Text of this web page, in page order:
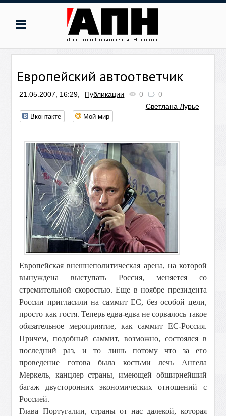
Европейский автоответчик
21.05.2007, 16:29, Публикации 0
0
Светлана Лурье
Вконтакте Мой мир
Европейская внешнеполитическая арена, на которой
вынуждена выступать Россия, меняется со
стремительной скоростью. Еще в ноябре президента
России пригласили на саммит ЕС, без особой цели,
просто как гостя. Теперь едва-едва не сорвалось такое
обязательное мероприятие, как саммит ЕС-Россия.
Причем, подобный саммит, возможно, состоялся в
последний раз, и то лишь потому что за его
проведение готова была костьми лечь Ангела
Меркель, канцлер страны, имеющей обширнейший
багаж двусторонних экономических отношений с
Россией.
Глава Португалии, страны от нас далекой, которая